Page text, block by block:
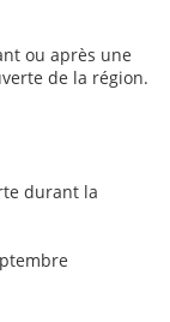
ou après une
de la région.
durant la